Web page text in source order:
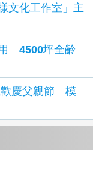
文化工作室」主
4500坪全齡
歡慶父親節 模